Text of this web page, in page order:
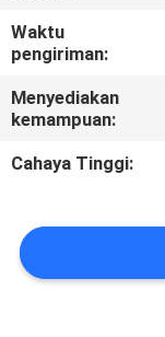
BERITA
KASUS-
KASUS
MINTA
KUTIPAN
Waktu
pengiriman:
Menyediakan
kemampuan:
Cahaya Tinggi: